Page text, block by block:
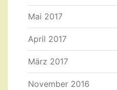
Mai 2017
April 2017
März 2017
November 2016